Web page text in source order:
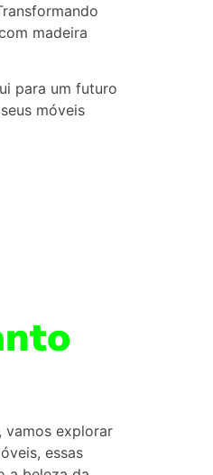
madeira
para um futuro
móveis
vamos explorar
essas